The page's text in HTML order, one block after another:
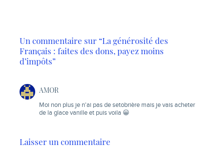
Un commentaire sur “La générosité des
Français : faites des dons, payez moins
d’impôts”
AMOR
Moi non plus je n'ai pas de setobrière mais je vais acheter
de la glace vanille et puis voila 😀
Laisser un commentaire